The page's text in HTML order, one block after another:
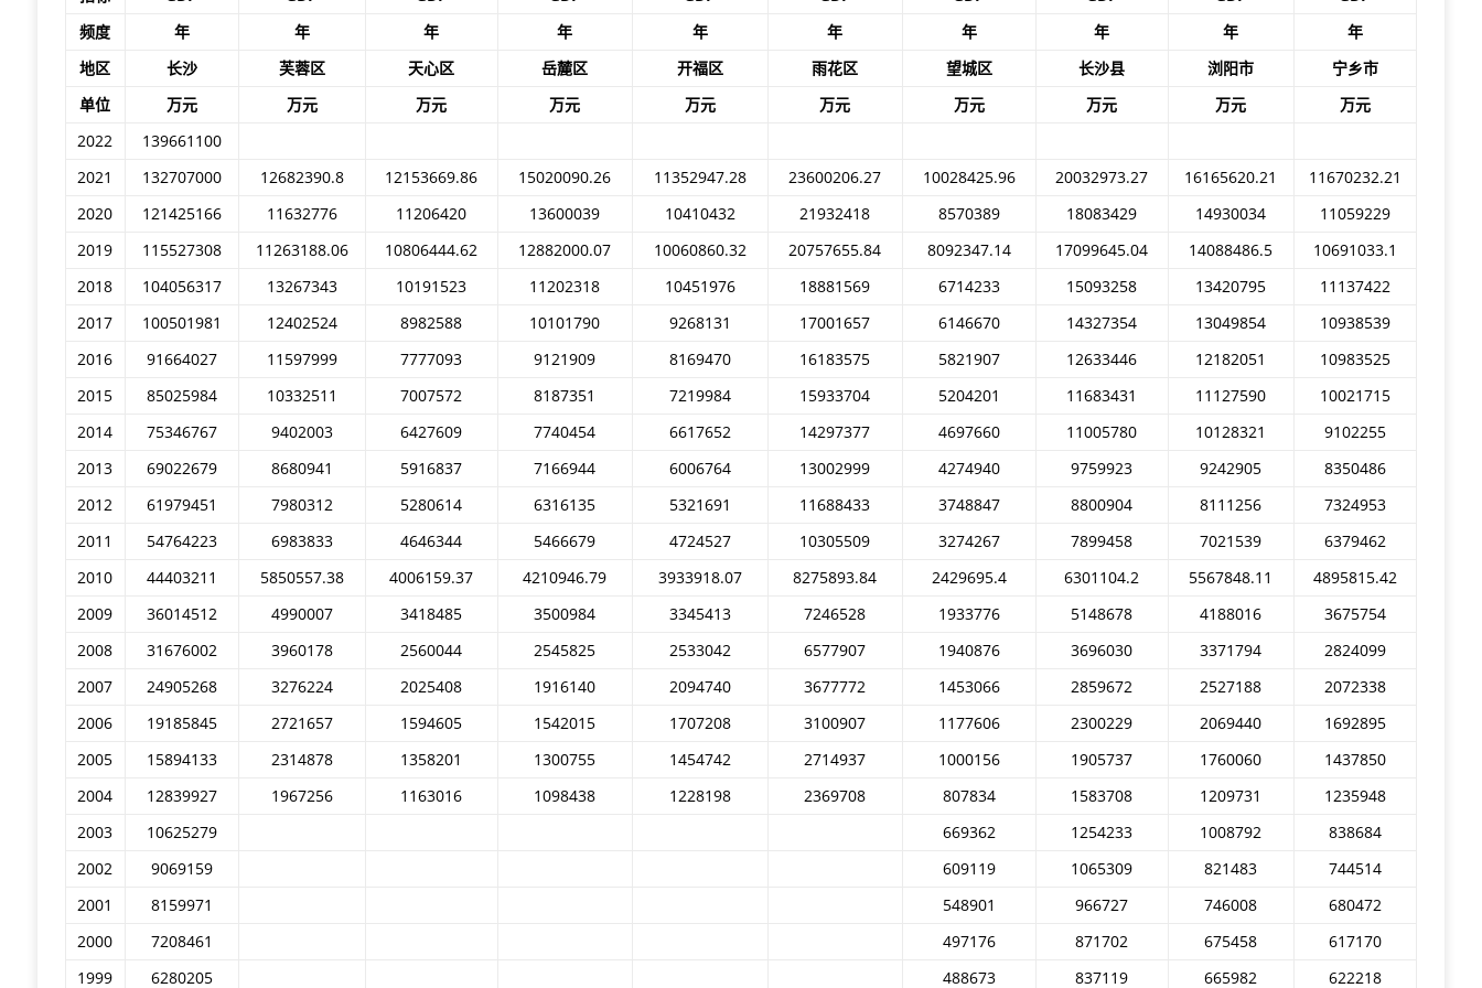
频度
年 年 年 年 年 年 年 年 年
年
地区
长沙 芙蓉区 天心区 岳麓区 开福区 雨花区 望城区 长沙县 浏阳市
宁乡市
单位
万元 万元 万元 万元 万元 万元 万元 万元 万元
万元
2022
139661100
2021
132707000 12682390.8 12153669.86 15020090.26 11352947.28 23600206.27 10028425.96 20032973.27 16165620.21
11670232.21
2020
121425166 11632776 11206420 13600039 10410432 21932418 8570389 18083429 14930034
11059229
2019
115527308 11263188.06 10806444.62 12882000.07 10060860.32 20757655.84 8092347.14 17099645.04 14088486.5
10691033.1
2018
104056317 13267343 10191523 11202318 10451976 18881569 6714233 15093258 13420795
11137422
2017
100501981 12402524 8982588 10101790 9268131 17001657 6146670 14327354 13049854
10938539
2016
91664027 11597999 7777093 9121909 8169470 16183575 5821907 12633446 12182051
10983525
2015
85025984 10332511 7007572 8187351 7219984 15933704 5204201 11683431 11127590
10021715
2014
75346767 9402003 6427609 7740454 6617652 14297377 4697660 11005780 10128321
9102255
2013
69022679 8680941 5916837 7166944 6006764 13002999 4274940 9759923 9242905
8350486
2012
61979451 7980312 5280614 6316135 5321691 11688433 3748847 8800904 8111256
7324953
2011
54764223 6983833 4646344 5466679 4724527 10305509 3274267 7899458 7021539
6379462
2010
44403211 5850557.38 4006159.37 4210946.79 3933918.07 8275893.84 2429695.4 6301104.2 5567848.11
4895815.42
2009
36014512 4990007 3418485 3500984 3345413 7246528 1933776 5148678 4188016
3675754
2008
31676002 3960178 2560044 2545825 2533042 6577907 1940876 3696030 3371794
2824099
2007
24905268 3276224 2025408 1916140 2094740 3677772 1453066 2859672 2527188
2072338
2006
19185845 2721657 1594605 1542015 1707208 3100907 1177606 2300229 2069440
1692895
2005
15894133 2314878 1358201 1300755 1454742 2714937 1000156 1905737 1760060
1437850
2004
12839927 1967256 1163016 1098438 1228198 2369708 807834 1583708 1209731
1235948
2003
10625279 669362 1254233 1008792
838684
2002
9069159 609119 1065309 821483
744514
2001
8159971 548901 966727 746008
680472
2000
7208461 497176 871702 675458
617170
1999
6280205 488673 837119 665982 622218